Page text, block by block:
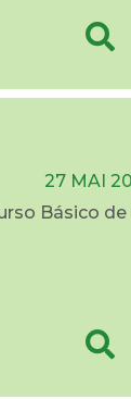
27 MAI
Básico